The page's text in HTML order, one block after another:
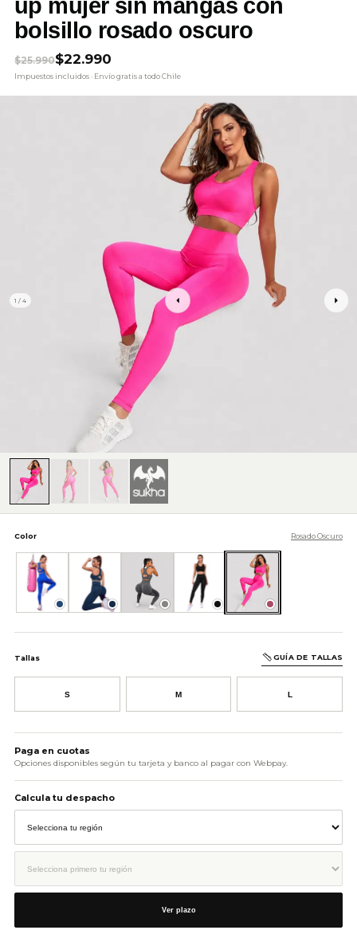
1 / 4
up mujer sin mangas con
bolsillo rosado oscuro
$25.990
El precio original era: $25.990.
$22.990
El precio actual es: $22.990.
Impuestos incluidos · Envío gratis a todo Chile
Color Rosado Oscuro
Azul Azul Oscuro Gris Negro Rosado Oscuro
Tallas GUÍA DE TALLAS
S M L
AÑADIR AL CARRITO
Paga en cuotas
Opciones disponibles según tu tarjeta y banco al pagar con Webpay.
Calcula tu despacho
Ver plazo